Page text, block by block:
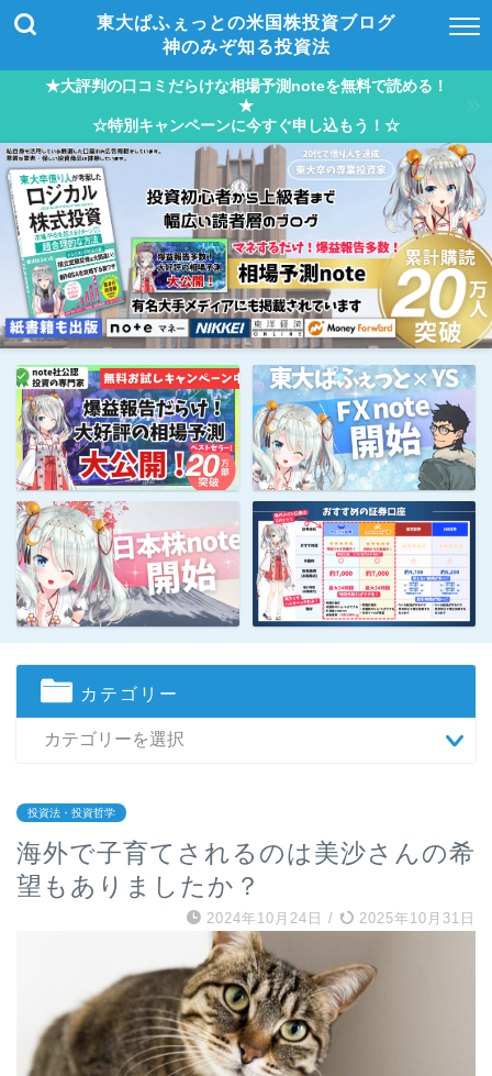
東大ぱふぇっとの米国株投資ブログ
神のみぞ知る投資法
★大評判の口コミだらけな相場予測noteを無料で読める！
★
☆特別キャンペーンに今すぐ申し込もう！☆
カテゴリー
投資法・投資哲学
海外で子育てされるのは美沙さんの希
望もありましたか？
2024年10月24日 / 2025年10月31日